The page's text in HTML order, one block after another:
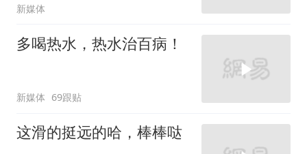
新媒体
多喝热水，热水治百病！
新媒体 69跟贴
这滑的挺远的哈，棒棒哒